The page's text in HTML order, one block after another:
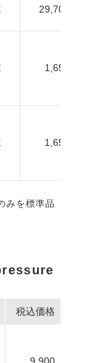
29,700
1,650
1,650
みを標準品
税込価格
9,900